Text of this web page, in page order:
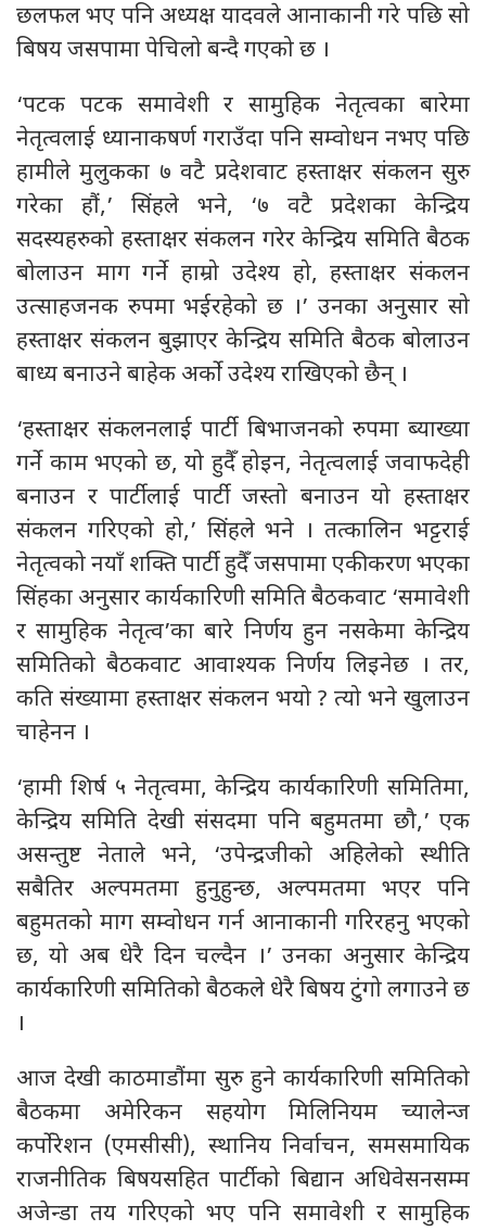
छलफल भए पनि अध्यक्ष यादवले आनाकानी गरे पछि सो
बिषय जसपामा पेचिलो बन्दै गएको छ ।
‘पटक पटक समावेशी र सामुहिक नेतृत्वका बारेमा
नेतृत्वलाई ध्यानाकषर्ण गराउँदा पनि सम्वोधन नभए पछि
हामीले मुलुकका ७ वटै प्रदेशवाट हस्ताक्षर संकलन सुरु
गरेका हौं,’ सिंहले भने, ‘७ वटै प्रदेशका केन्द्रिय
सदस्यहरुको हस्ताक्षर संकलन गरेर केन्द्रिय समिति बैठक
बोलाउन माग गर्ने हाम्रो उदेश्य हो, हस्ताक्षर संकलन
उत्साहजनक रुपमा भईरहेको छ ।’ उनका अनुसार सो
हस्ताक्षर संकलन बुझाएर केन्द्रिय समिति बैठक बोलाउन
बाध्य बनाउने बाहेक अर्को उदेश्य राखिएको छैन् ।
‘हस्ताक्षर संकलनलाई पार्टी बिभाजनको रुपमा ब्याख्या
गर्ने काम भएको छ, यो हुदैँ होइन, नेतृत्वलाई जवाफदेही
बनाउन र पार्टीलाई पार्टी जस्तो बनाउन यो हस्ताक्षर
संकलन गरिएको हो,’ सिंहले भने । तत्कालिन भट्टराई
नेतृत्वको नयाँ शक्ति पार्टी हुदैँ जसपामा एकीकरण भएका
सिंहका अनुसार कार्यकारिणी समिति बैठकवाट ‘समावेशी
र सामुहिक नेतृत्व’का बारे निर्णय हुन नसकेमा केन्द्रिय
समितिको बैठकवाट आवाश्यक निर्णय लिइनेछ । तर,
कति संख्यामा हस्ताक्षर संकलन भयो ? त्यो भने खुलाउन
चाहेनन ।
‘हामी शिर्ष ५ नेतृत्वमा, केन्द्रिय कार्यकारिणी समितिमा,
केन्द्रिय समिति देखी संसदमा पनि बहुमतमा छौ,’ एक
असन्तुष्ट नेताले भने, ‘उपेन्द्रजीको अहिलेको स्थीति
सबैतिर अल्पमतमा हुनुहुन्छ, अल्पमतमा भएर पनि
बहुमतको माग सम्वोधन गर्न आनाकानी गरिरहनु भएको
छ, यो अब धेरै दिन चल्दैन ।’ उनका अनुसार केन्द्रिय
कार्यकारिणी समितिको बैठकले धेरै बिषय टुंगो लगाउने छ
।
आज देखी काठमाडौंमा सुरु हुने कार्यकारिणी समितिको
बैठकमा अमेरिकन सहयोग मिलिनियम च्यालेन्ज
कर्पोरेशन (एमसीसी), स्थानिय निर्वाचन, समसमायिक
राजनीतिक बिषयसहित पार्टीको बिद्यान अधिवेसनसम्म
अजेन्डा तय गरिएको भए पनि समावेशी र सामुहिक